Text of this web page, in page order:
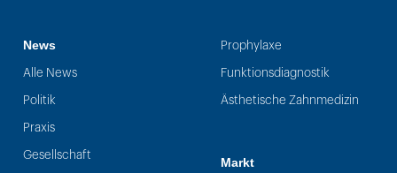
News
Alle News
Politik
Praxis
Gesellschaft
Prophylaxe
Funktionsdiagnostik
Ästhetische Zahnmedizin
Markt